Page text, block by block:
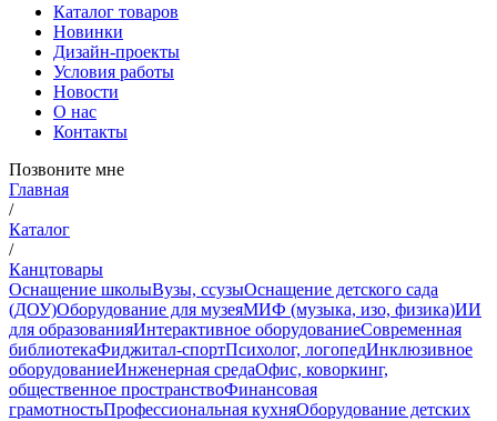
Каталог товаров
Новинки
Дизайн-проекты
Условия работы
Новости
О нас
Контакты
Позвоните мне
Главная
/
Каталог
/
Канцтовары
Оснащение школыВузы, ссузыОснащение детского сада
(ДОУ)Оборудование для музеяМИФ (музыка, изо, физика)ИИ
для образованияИнтерактивное оборудованиеСовременная
библиотекаФиджитал-спортПсихолог, логопедИнклюзивное
оборудованиеИнженерная средаОфис, коворкинг,
общественное пространствоФинансовая
грамотностьПрофессиональная кухняОборудование детских